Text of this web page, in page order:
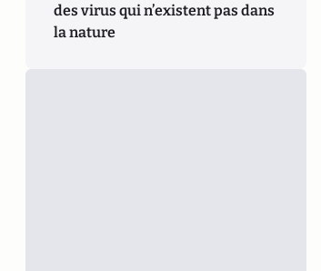
des virus qui n’existent pas dans
la nature